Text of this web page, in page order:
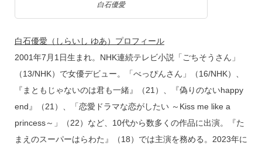
白石優愛
白石優愛（しらいし ゆあ）プロフィール
2001年7月1日生まれ。NHK連続テレビ小説「ごちそうさん」
（13/NHK）で女優デビュー。「べっぴんさん」（16/NHK）、
『まともじゃないのは君も一緒』（21）、『偽りのないhappy
end』（21）、「恋愛ドラマな恋がしたい ～Kiss me like a
princess～」（22）など、10代から数多くの作品に出演。『た
まえのスーパーはらわた』（18）では主演を務める。2023年に